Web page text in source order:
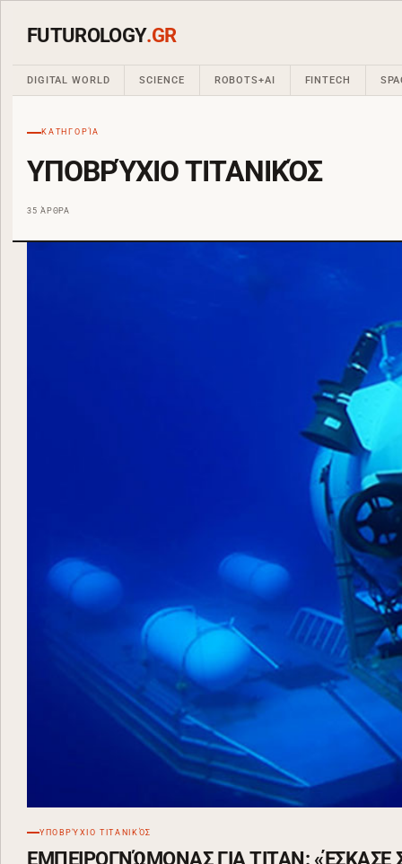
FUTUROLOGY.GR
DIGITAL WORLD SCIENCE ROBOTS+AI FINTECH
ΚΑΤΗΓΟΡΊΑ
ΥΠΟΒΡΎΧΙΟ ΤΙΤΑΝΙΚΌΣ
35 ΆΡΘΡΑ
ΥΠΟΒΡΎΧΙΟ ΤΙΤΑΝΙΚΌΣ
ΕΜΠΕΙΡΟΓΝΏΜΟΝΑΣ ΓΙΑ TITAN: «ΈΣΚΑΣΕ